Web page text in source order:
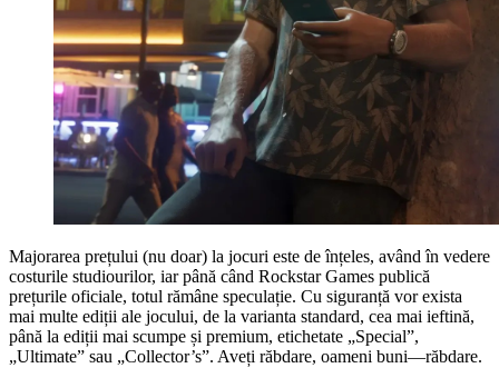
Majorarea prețului (nu doar) la jocuri este de înțeles, având în vedere
costurile studiourilor, iar până când Rockstar Games publică
prețurile oficiale, totul rămâne speculație. Cu siguranță vor exista
mai multe ediții ale jocului, de la varianta standard, cea mai ieftină,
până la ediții mai scumpe și premium, etichetate „Special”,
„Ultimate” sau „Collector’s”. Aveți răbdare, oameni buni—răbdare.